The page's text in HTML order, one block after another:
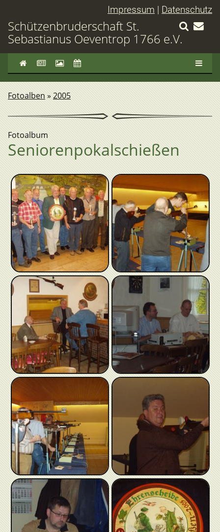
Impressum | Datenschutz
Schützenbruderschaft St.
Sebastianus Oeventrop 1766 e.V.
Fotoalben » 2005
Fotoalbum
Seniorenpokalschießen